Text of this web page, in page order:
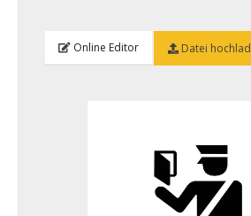
Online Editor Datei